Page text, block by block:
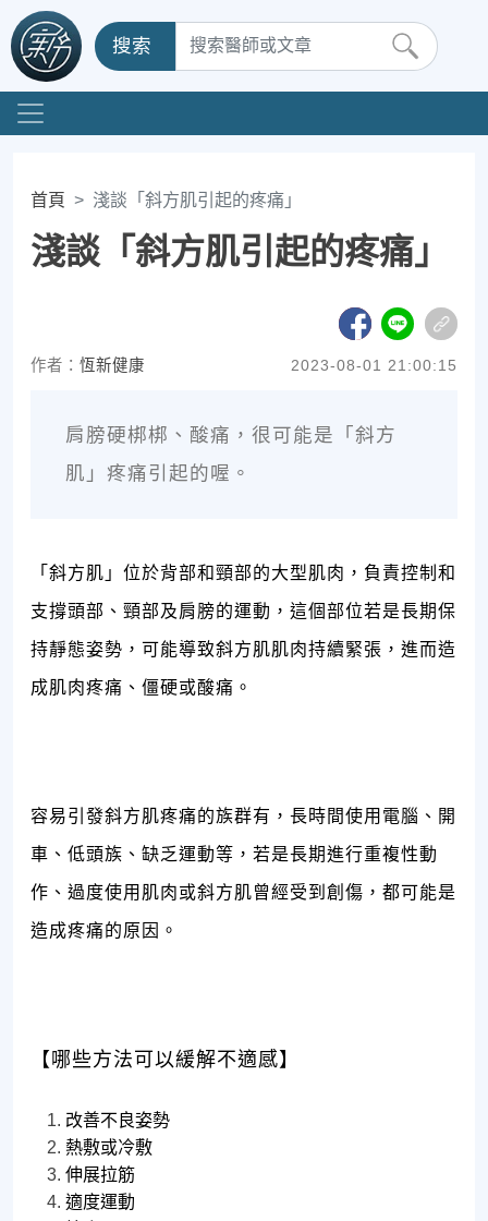
搜索
首頁 淺談「斜方肌引起的疼痛」
淺談「斜方肌引起的疼痛」
作者： 恆新健康 2023-08-01 21:00:15
肩膀硬梆梆、酸痛，很可能是「斜方
肌」疼痛引起的喔。
「斜方肌」位於背部和頸部的大型肌肉，負責控制和
支撐頭部、頸部及肩膀的運動，這個部位若是長期保
持靜態姿勢，可能導致斜方肌肌肉持續緊張，進而造
成肌肉疼痛、僵硬或酸痛。
容易引發斜方肌疼痛的族群有，長時間使用電腦、開
車、低頭族、缺乏運動等，若是長期進行重複性動
作、過度使用肌肉或斜方肌曾經受到創傷，都可能是
造成疼痛的原因。
【哪些方法可以緩解不適感】
改善不良姿勢
熱敷或冷敷
伸展拉筋
適度運動